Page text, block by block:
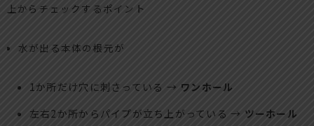
上からチェックするポイント
水が出る本体の根元が
1か所だけ穴に刺さっている → ワンホール
左右2か所からパイプが立ち上がっている → ツーホール